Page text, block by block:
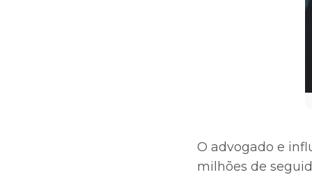
O advogado e
milhões de